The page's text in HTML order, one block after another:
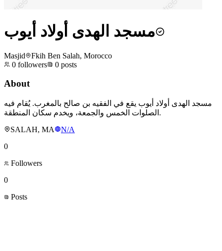
مسجد الهدى أولاد أيوب
Masjid
Fkih Ben Salah, Morocco
0 followers 0 posts
About
مسجد الهدى أولاد أيوب يقع في الفقيه بن صالح بالمغرب. يُقام فيه
الصلوات الخمس والجمعة، ويخدم سكان المنطقة.
SALAH, MA
N/A
0
Followers
0
Posts